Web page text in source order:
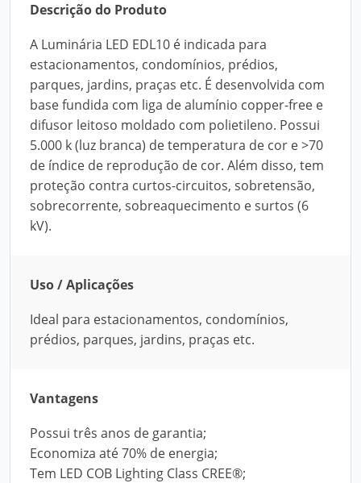
Descrição do Produto
A Luminária LED EDL10 é indicada para
estacionamentos, condomínios, prédios,
parques, jardins, praças etc. É desenvolvida com
base fundida com liga de alumínio copper-free e
difusor leitoso moldado com polietileno. Possui
5.000 k (luz branca) de temperatura de cor e >70
de índice de reprodução de cor. Além disso, tem
proteção contra curtos-circuitos, sobretensão,
sobrecorrente, sobreaquecimento e surtos (6
kV).
Uso / Aplicações
Ideal para estacionamentos, condomínios,
prédios, parques, jardins, praças etc.
Vantagens
Possui três anos de garantia;
Economiza até 70% de energia;
Tem LED COB Lighting Class CREE®;